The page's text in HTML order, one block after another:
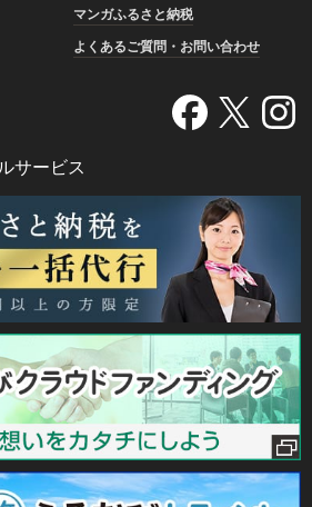
マンガふるさと納税
よくあるご質問・お問い合わせ
サービス